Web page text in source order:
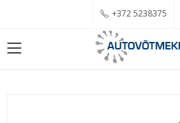
+372 5238375